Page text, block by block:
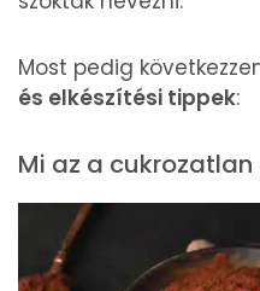
Most pedig
és elkészítési tippek:
Mi az a